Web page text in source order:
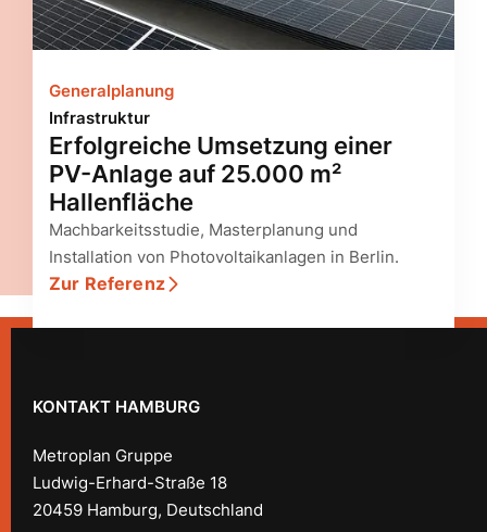
Generalplanung
Infrastruktur
Erfolgreiche Umsetzung einer
PV-Anlage auf 25.000 m²
Hallenfläche
Machbarkeitsstudie, Masterplanung und
Installation von Photovoltaikanlagen in Berlin.
Zur Referenz
KONTAKT HAMBURG
Metroplan Gruppe
Ludwig-Erhard-Straße 18
20459 Hamburg, Deutschland